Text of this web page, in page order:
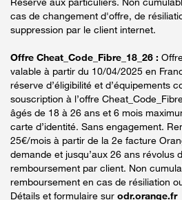
cas de changement d'offre, de
suppression par le client internet.
Offre Cheat_Code_Fibre_18_26 :
valable à partir du 10/04/2025 en
réserve d’éligibilité et d’équipements
souscription à l’offre
âgés de 18 à 26 ans et 6 mois
carte d’identité. Sans engagement.
25€/mois à partir de la 2e facture
demande et jusqu’aux 26 ans révolus
remboursement par client. Non
remboursement en cas de résiliation
Détails et formulaire sur odr.orange.fr